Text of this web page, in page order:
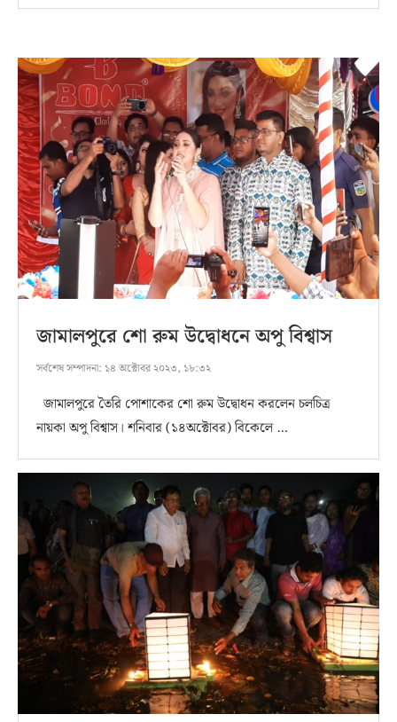
জামালপুরে শো রুম উদ্বোধনে অপু বিশ্বাস
সর্বশেষ সম্পাদনা: ১৪ অক্টোবর ২০২৩, ১৮:৩২
জামালপুরে তৈরি পোশাকের শো রুম উদ্বোধন করলেন চলচিত্র
নায়কা অপু বিশ্বাস। শনিবার (১৪অক্টোবর) বিকেলে …